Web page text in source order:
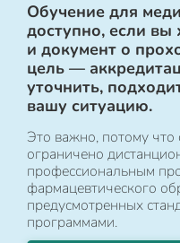
Обучение для
доступно, если вы
и документ о
цель —
уточнить,
вашу ситуацию.
Это важно, потому
ограничено
профессиональным
фармацевтического
предусмотренных
программами.